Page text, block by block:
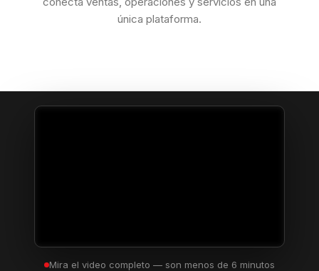
única plataforma.
Mira el video completo — son menos de 6 minutos